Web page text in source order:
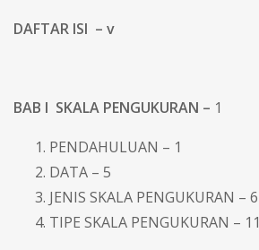
DAFTAR ISI – v
BAB I SKALA PENGUKURAN – 1
PENDAHULUAN – 1
DATA – 5
JENIS SKALA PENGUKURAN – 6
TIPE SKALA PENGUKURAN – 11